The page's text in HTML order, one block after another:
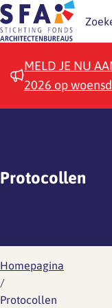
Doorgaan naar inhoud
MELD JE NU
2026 op
Protocollen
Homepagina
/
Protocollen